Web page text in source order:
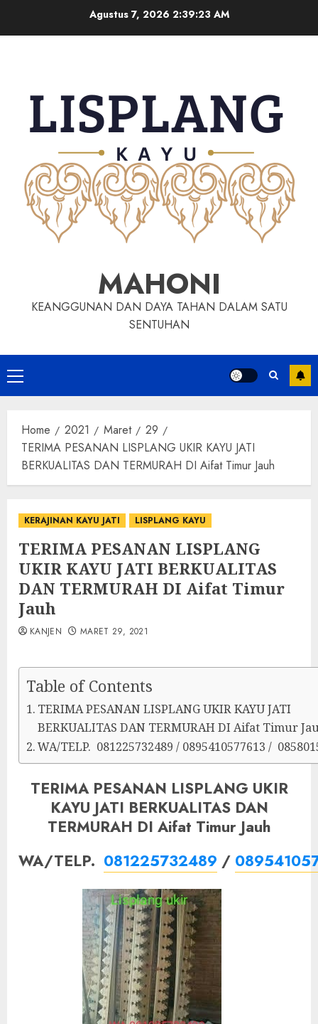
Agustus 7, 2026 2:39:24 AM
MAHONI
KEANGGUNAN DAN DAYA TAHAN DALAM SATU
SENTUHAN
Home 2021 Maret
29
TERIMA PESANAN LISPLANG UKIR KAYU JATI
BERKUALITAS DAN TERMURAH DI Aifat Timur Jauh
KERAJINAN KAYU JATI LISPLANG KAYU
TERIMA PESANAN LISPLANG
UKIR KAYU JATI BERKUALITAS
DAN TERMURAH DI Aifat Timur
Jauh
KANJEN MARET 29, 2021
Table of Contents
TERIMA PESANAN LISPLANG UKIR KAYU JATI
BERKUALITAS DAN TERMURAH DI Aifat Timur
WA/TELP. 081225732489 / 0895410577613 /
TERIMA PESANAN LISPLANG UKIR
KAYU JATI BERKUALITAS DAN
TERMURAH DI Aifat Timur Jauh
WA/TELP. 081225732489 /